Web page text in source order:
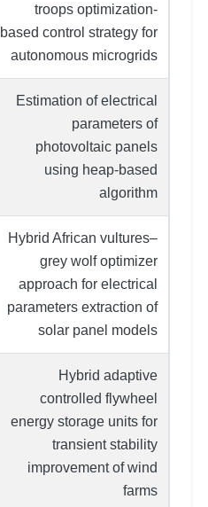
troops optimization‐
based control strategy for
autonomous microgrids
Estimation of electrical
parameters of
photovoltaic panels
using heap‐based
algorithm
Hybrid African vultures–
grey wolf optimizer
approach for electrical
parameters extraction of
solar panel models
Hybrid adaptive
controlled flywheel
energy storage units for
transient stability
improvement of wind
farms